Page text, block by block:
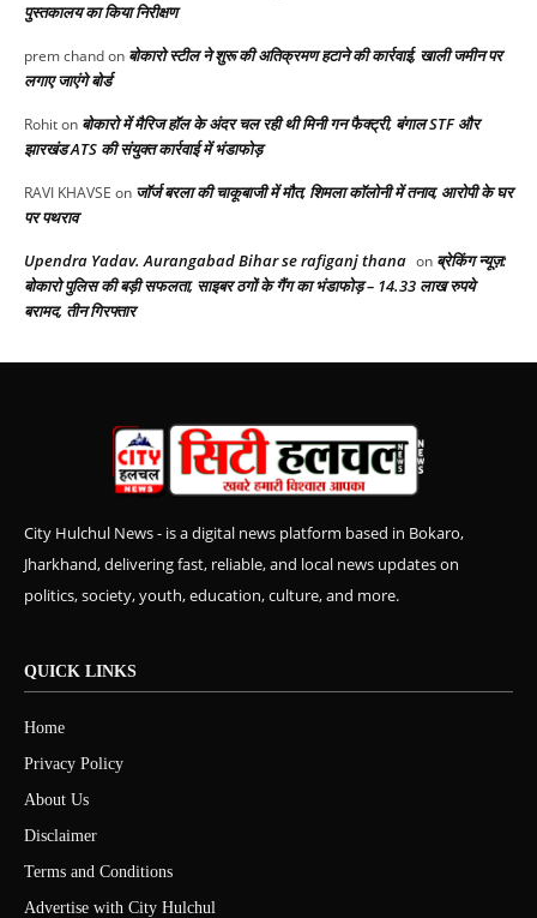
पुस्तकालय का किया निरीक्षण
prem chandon बोकारो स्टील ने शुरू की अतिक्रमण हटाने की कार्रवाई, खाली जमीन पर
लगाए जाएंगे बोर्ड
Rohiton बोकारो में मैरिज हॉल के अंदर चल रही थी मिनी गन फैक्ट्री, बंगाल STF और
झारखंड ATS की संयुक्त कार्रवाई में भंडाफोड़
RAVI KHAVSE on जॉर्ज बरला की चाकूबाजी में मौत, शिमला कॉलोनी में तनाव, आरोपी के घर
पर पथराव
Upendra Yadav. Aurangabad Bihar se rafiganj thana on ब्रेकिंग न्यूज़:
बोकारो पुलिस की बड़ी सफलता, साइबर ठगों के गैंग का भंडाफोड़ – 14.33 लाख रुपये
बरामद, तीन गिरफ्तार
City Hulchul News - is a digital news platform based in Bokaro,
Jharkhand, delivering fast, reliable, and local news updates on
politics, society, youth, education, culture, and more.
QUICK LINKS
Home
Privacy Policy
About Us
Disclaimer
Terms and Conditions
Advertise with City Hulchul